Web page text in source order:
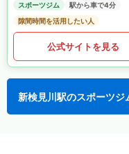
スポーツジム
駅から車で4分
隙間時間を活用したい人
公式サイトを見る
新検見川駅のスポーツジ